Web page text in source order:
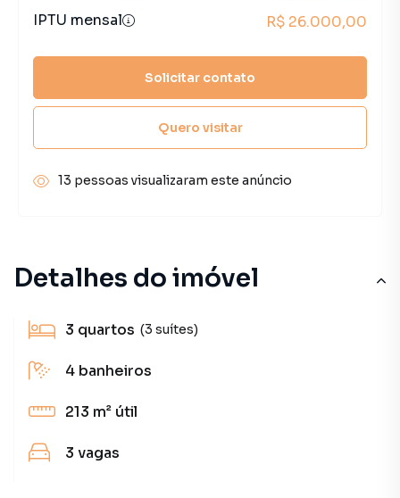
Detalhes do imóvel
3 quartos (3 suítes)
4 banheiros
213 m² útil
3 vagas
IPTU mensal
R$ 26.000,00
Solicitar contato
Quero visitar
13 pessoas visualizaram este anúncio